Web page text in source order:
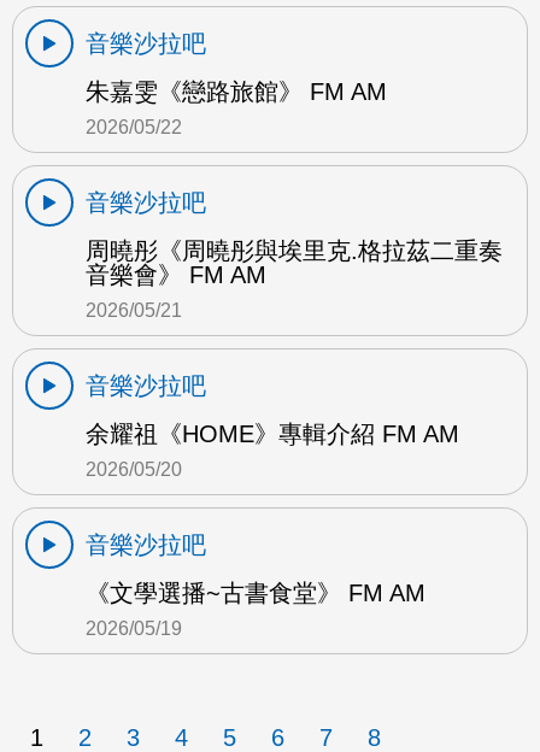
音樂沙拉吧
朱嘉雯《戀路旅館》 FM AM
2026/05/22
音樂沙拉吧
周曉彤《周曉彤與埃里克.格拉茲二重奏
音樂會》 FM AM
2026/05/21
音樂沙拉吧
余耀祖《HOME》專輯介紹 FM AM
2026/05/20
音樂沙拉吧
《文學選播~古書食堂》 FM AM
2026/05/19
1 2 3 4 5 6 7 8